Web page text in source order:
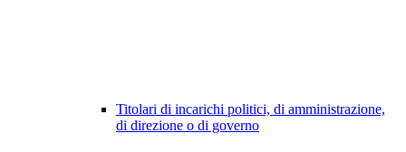
Titolari di incarichi politici, di amministrazione,
di direzione o di governo